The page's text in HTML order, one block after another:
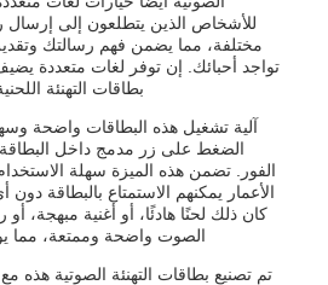
للأشخاص الذين يتطلعون إلى إرسال
مختلفة، مما يضمن فهم رسالتك
تواجد أحبائك. إن توفر لغات متعددة
بطاقات التهنئة
آلية تشغيل هذه البطاقات واضحة
الضغط على زر مدمج داخل
الفور. تضمن هذه الميزة سهلة
الأعمار يمكنهم الاستمتاع بالبطاقة
كان ذلك لحنًا هادئًا، أو أغنية مبهجة،
الصوت واضحة وممتعة، مما
تم تصنيع بطاقات التهنئة الصوتية هذه